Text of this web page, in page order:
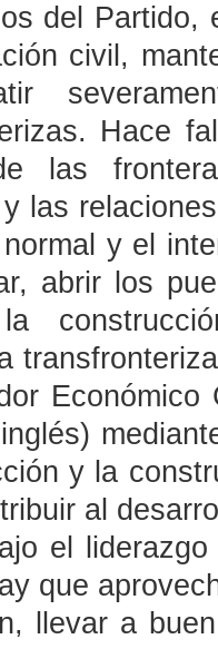
del
civil,
Hace
las
las
y el
abrir los
Económico
y la
al
el
que
llevar a